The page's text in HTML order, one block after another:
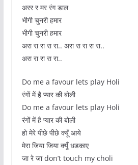
अरर र मर रंग डाल
भीगी चुनरी हमार
भीगी चुनरी हमार
अरा रा रा रा रा.. अरा रा रा रा रा..
अरा रा रा रा रा..
Do me a favour lets play Holi
रंगों में है प्यार की बोली
Do me a favour lets play Holi
रंगों में है प्यार की बोली
हो मेरे पीछे पीछे क्यूँ आये
मेरा जिया जिया क्यूँ धडकाए
जा रे जा don’t touch my choli